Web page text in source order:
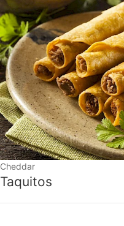
Cheddar
Taquitos